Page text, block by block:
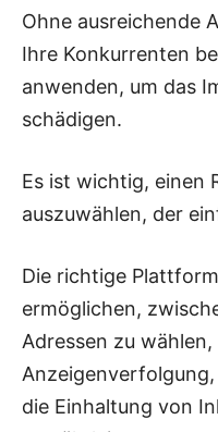
Ohne ausreichende
Ihre Konkurrenten
anwenden, um das
schädigen.
Es ist wichtig, einen
auszuwählen, der
Die richtige
ermöglichen,
Adressen zu
die Einhaltung von